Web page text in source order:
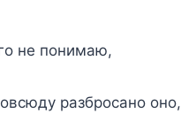
не понимаю,
разбросано оно,